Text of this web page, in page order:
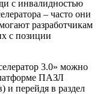
с инвалидностью
– часто они
разработчикам
с позиции
3.0» можно
ПАЗЛ
и перейдя в раздел